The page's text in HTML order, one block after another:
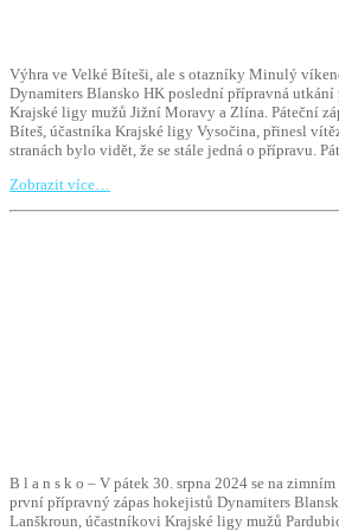
Výhra ve Velké Bíteši, ale s otazníky Minulý
Dynamiters Blansko HK poslední přípravná utkání
Krajské ligy mužů Jižní Moravy a Zlína. Páteční
Bíteš, účastníka Krajské ligy Vysočina, přinesl
stranách bylo vidět, že se stále jedná o přípravu.
Zobrazit více…
B l a n s k o – V pátek 30. srpna 2024 se na
první přípravný zápas hokejistů Dynamiters
Lanškroun, účastníkovi Krajské ligy mužů